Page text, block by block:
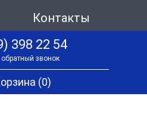
Контакты
398 22 54
обратный звонок
(0)